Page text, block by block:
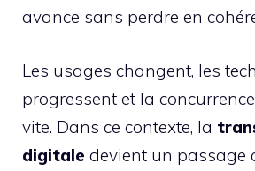
avance sans perdre en
Les usages changent, les
progressent et la
vite. Dans ce contexte, la
digitale devient un passage